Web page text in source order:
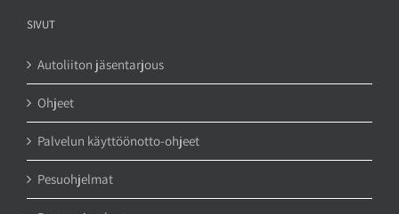
SIVUT
Autoliiton jäsentarjous
Ohjeet
Palvelun käyttöönotto-ohjeet
Pesuohjelmat